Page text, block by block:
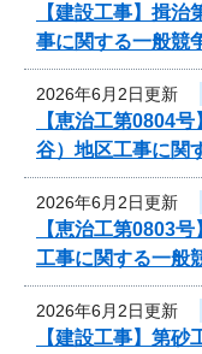
【建設工事】揖
事に関する一般競
2026年6月2日更新
【恵治工第0804
谷）地区工事に関
2026年6月2日更新
【恵治工第0803
工事に関する一般
2026年6月2日更新
【建設工事】第